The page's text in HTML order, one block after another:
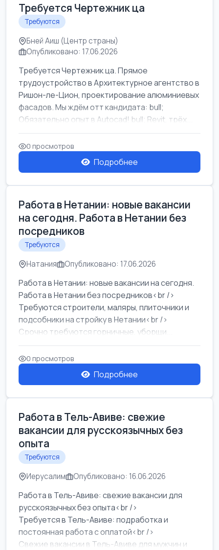
Требуется Чертежник ца
Требуются
Бней Аиш (Центр страны)
Опубликовано: 17.06.2026
Требуется Чертежник ца. Прямое
трудоустройство в Архитектурное агентство в
Ришон-ле-Цион, проектирование алюминиевых
фасадов. Мы ждём отт кандидата: bull;
Обязательно опыт в Autocad! bull; Revit, трёх...
0 просмотров
Подробнее
Работа в Нетании: новые вакансии
на сегодня. Работа в Нетании без
посредников
Требуются
Натания Опубликовано: 17.06.2026
Работа в Нетании: новые вакансии на сегодня.
Работа в Нетании без посредников<br />
Требуются строители, маляры, плиточники и
подсобники на стройку в Нетании<br />
Срочно требуются горничные, уборщи...
0 просмотров
Подробнее
Работа в Тель-Авиве: свежие
вакансии для русскоязычных без
опыта
Требуются
Иерусалим Опубликовано: 16.06.2026
Работа в Тель-Авиве: свежие вакансии для
русскоязычных без опыта<br />
Требуется в Тель-Авиве: подработка и
постоянная работа с оплатой<br />
Свежие вакансии в Тель-Авиве для мужчин и